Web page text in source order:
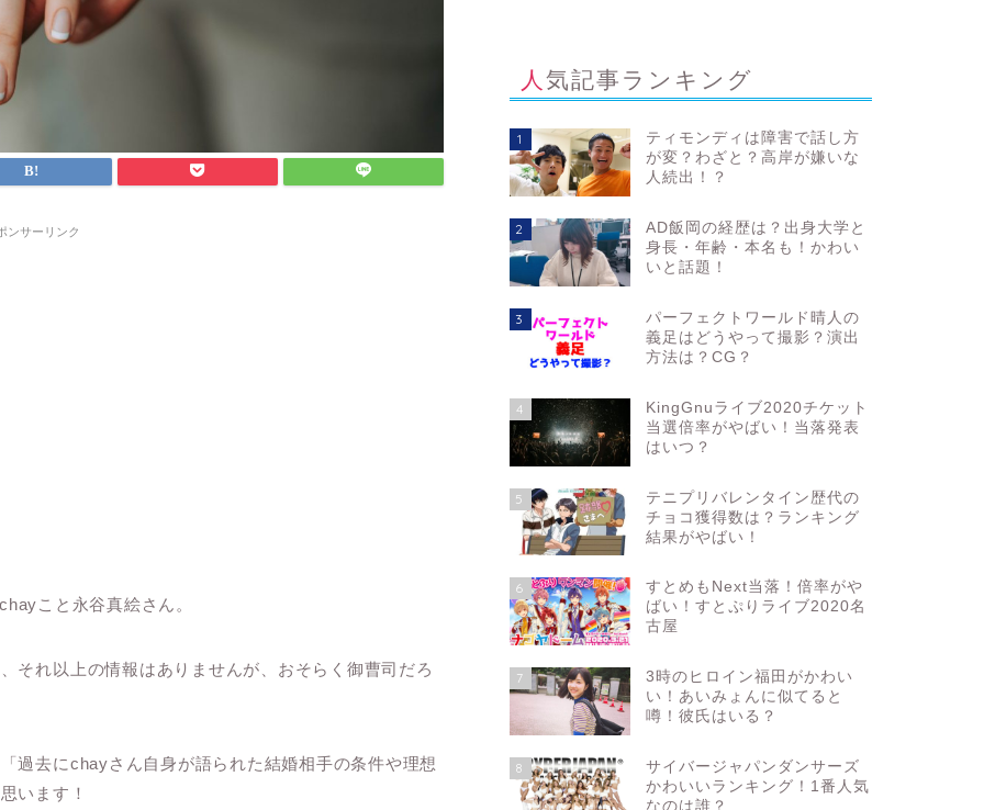
ンサーリンク
こと永谷真絵さん。
それ以上の情報はありませんが、おそらく御曹司だろ
過去にchayさん自身が語られた結婚相手の条件や理想
います！
人気記事ランキング
1
ティモンディは障害で話し方
が変？わざと？高岸が嫌いな
人続出！？
2
AD飯岡の経歴は？出身大学と
身長・年齢・本名も！かわい
いと話題！
3
パーフェクトワールド晴人の
義足はどうやって撮影？演出
方法は？CG？
4
KingGnuライブ2020チケット
当選倍率がやばい！当落発表
はいつ？
5
テニプリバレンタイン歴代の
チョコ獲得数は？ランキング
結果がやばい！
6
すとめもNext当落！倍率がや
ばい！すとぷりライブ2020名
古屋
7
3時のヒロイン福田がかわい
い！あいみょんに似てると
噂！彼氏はいる？
8
サイバージャパンダンサーズ
かわいいランキング！1番人気
なのは誰？